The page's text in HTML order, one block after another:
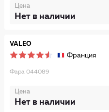
Цена
Нет в наличии
VALEO
Франция
Фара 044089
Цена
Нет в наличии